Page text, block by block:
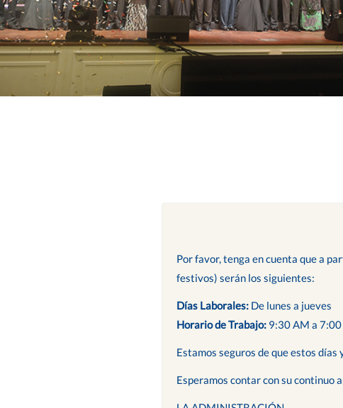
Por favor, tenga en cuenta que a
festivos) serán los siguientes:
Días Laborales: De lunes a jueves
Horario de Trabajo: 9:30 AM a 7:00
Estamos seguros de que estos
Esperamos contar con su continuo